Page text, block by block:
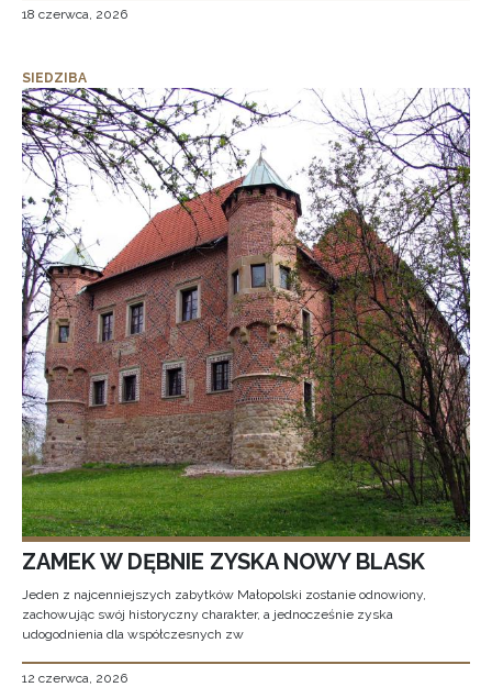
18 czerwca, 2026
SIEDZIBA
ZAMEK W DĘBNIE ZYSKA NOWY BLASK
Jeden z najcenniejszych zabytków Małopolski zostanie odnowiony,
zachowując swój historyczny charakter, a jednocześnie zyska
udogodnienia dla współczesnych zw
12 czerwca, 2026